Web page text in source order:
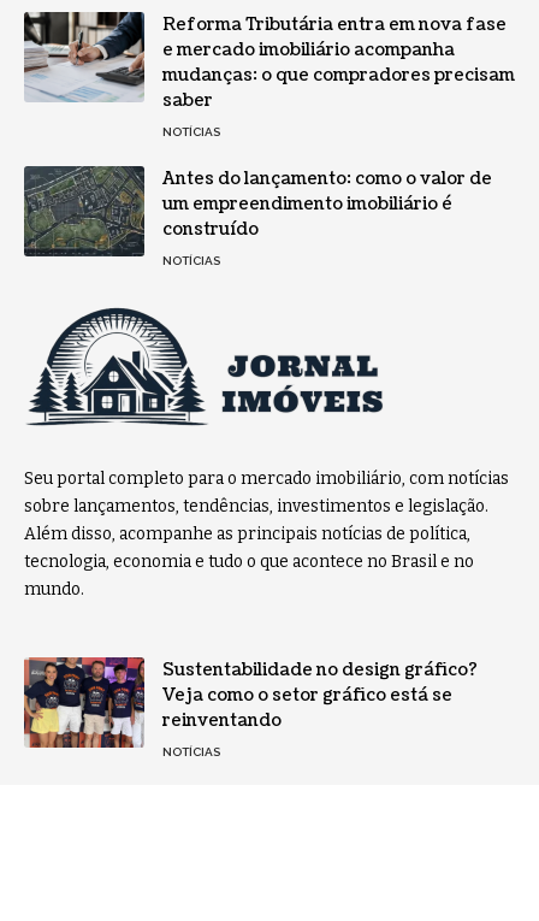
Reforma Tributária entra em nova fase
e mercado imobiliário acompanha
mudanças: o que compradores precisam
saber
NOTÍCIAS
Antes do lançamento: como o valor de
um empreendimento imobiliário é
construído
NOTÍCIAS
Seu portal completo para o mercado imobiliário, com notícias
sobre lançamentos, tendências, investimentos e legislação.
Além disso, acompanhe as principais notícias de política,
tecnologia, economia e tudo o que acontece no Brasil e no
mundo.
Sustentabilidade no design gráfico?
Veja como o setor gráfico está se
reinventando
NOTÍCIAS